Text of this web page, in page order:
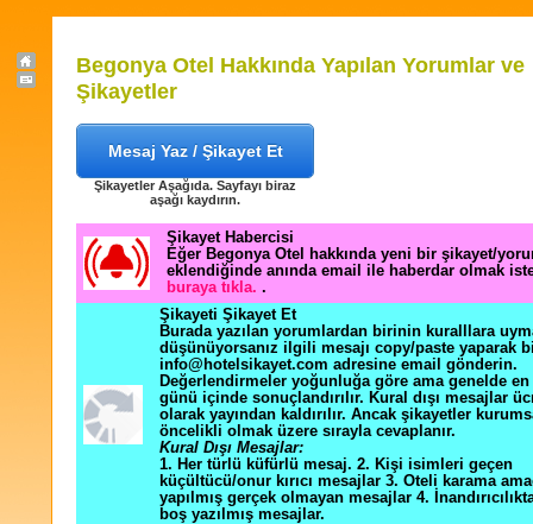
Begonya Otel Hakkında Yapılan Yorumlar ve
Şikayetler
Mesaj Yaz / Şikayet Et
Şikayetler Aşağıda. Sayfayı biraz
aşağı kaydırın.
Şikayet Habercisi
Eğer Begonya Otel hakkında yeni bir şikayet/
eklendiğinde anında email ile haberdar olmak
buraya tıkla. .
Şikayeti Şikayet Et
Burada yazılan yorumlardan birinin kuralllara
düşünüyorsanız ilgili mesajı copy/paste yaparak
info@hotelsikayet.com adresine email gönderin.
Değerlendirmeler yoğunluğa göre ama genelde
günü içinde sonuçlandırılır. Kural dışı mesajlar
olarak yayından kaldırılır. Ancak şikayetler
öncelikli olmak üzere sırayla cevaplanır.
Kural Dışı Mesajlar:
1. Her türlü küfürlü mesaj. 2. Kişi isimleri geçen
küçültücü/onur kırıcı mesajlar 3. Oteli karama
yapılmış gerçek olmayan mesajlar 4.
boş yazılmış mesajlar.